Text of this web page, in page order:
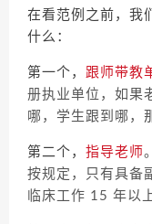
在看范例之前，我
什么：
第一个， 跟师带教
册执业单位，如果
哪，学生跟到哪，
第二个， 指导老师
按规定，只有具备
临床工作 15 年以